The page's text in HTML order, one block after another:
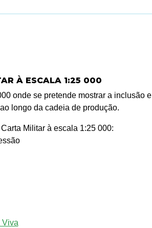
À ESCALA 1:25 000
onde se pretende mostrar a inclusão e
longo da cadeia de produção.
Militar à escala 1:25 000:
Viva